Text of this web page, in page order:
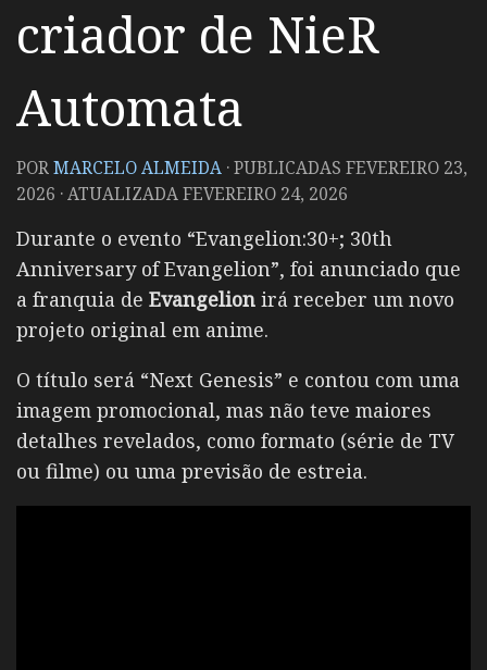
criador de NieR
Automata
PORMARCELO ALMEIDA · PUBLICADAS FEVEREIRO 23,
2026 · ATUALIZADAFEVEREIRO 24, 2026
Durante o evento “Evangelion:30+; 30th
Anniversary of Evangelion”, foi anunciado que
a franquia de Evangelion irá receber um novo
projeto original em anime.
O título será “Next Genesis” e contou com uma
imagem promocional, mas não teve maiores
detalhes revelados, como formato (série de TV
ou filme) ou uma previsão de estreia.